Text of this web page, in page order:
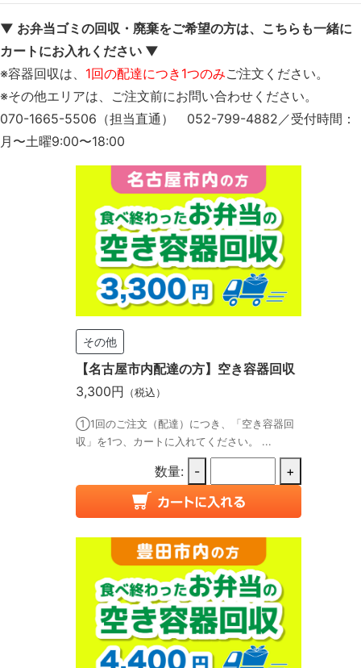
▼ お弁当ゴミの回収・廃棄をご希望の方は、こちらも一緒に
カートにお入れください ▼
※容器回収は、 1回の配達につき1つのみご注文ください。
※その他エリアは、ご注文前にお問い合わせください。
070-1665-5506（担当直通） 052-799-4882／受付時間：
月〜土曜9:00〜18:00
その他
【名古屋市内配達の方】空き容器回収
3,300円 （税込）
①1回のご注文（配達）につき、「空き容器回
収」を1つ、カートに入れてください。 ...
数量: - +